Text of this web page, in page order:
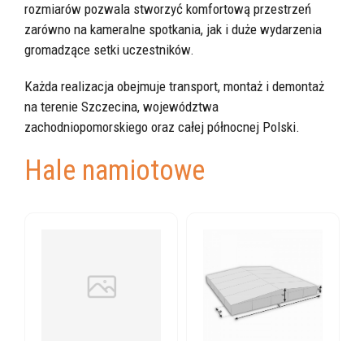
rozmiarów pozwala stworzyć komfortową przestrzeń
zarówno na kameralne spotkania, jak i duże wydarzenia
gromadzące setki uczestników.
Każda realizacja obejmuje transport, montaż i demontaż
na terenie Szczecina, województwa
zachodniopomorskiego oraz całej północnej Polski.
Hale namiotowe